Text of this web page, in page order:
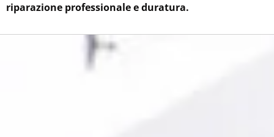
riparazione professionale e duratura.